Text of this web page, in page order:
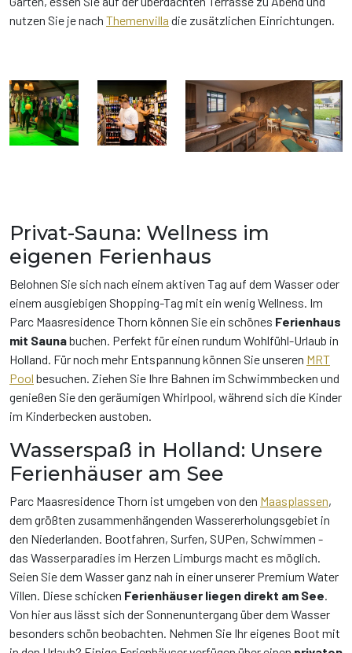
nutzen Sie je nach Themenvilla die zusätzlichen Einrichtungen.
Privat-Sauna: Wellness im
eigenen Ferienhaus
Belohnen Sie sich nach einem aktiven Tag auf dem Wasser oder
einem ausgiebigen Shopping-Tag mit ein wenig Wellness. Im
Parc Maasresidence Thorn können Sie ein schönes Ferienhaus
mit Saunabuchen. Perfekt für einen rundum Wohlfühl-Urlaub in
Holland. Für noch mehr Entspannung können Sie unseren MRT
Pool besuchen. Ziehen Sie Ihre Bahnen im Schwimmbecken und
genießen Sie den geräumigen Whirlpool, während sich die Kinder
im Kinderbecken austoben.
Wasserspaß in Holland: Unsere
Ferienhäuser am See
Parc Maasresidence Thorn ist umgeben von den Maasplassen,
dem größten zusammenhängenden Wassererholungsgebiet in
den Niederlanden. Bootfahren, Surfen, SUPen, Schwimmen -
das Wasserparadies im Herzen Limburgs macht es möglich.
Seien Sie dem Wasser ganz nah in einer unserer Premium Water
Villen. Diese schicken Ferienhäuser liegen direkt am See.
Von hier aus lässt sich der Sonnenuntergang über dem Wasser
besonders schön beobachten. Nehmen Sie Ihr eigenes Boot mit